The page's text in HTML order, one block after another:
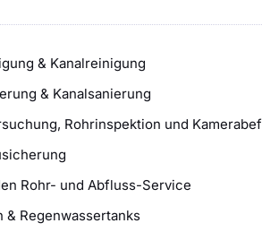
& Kanalreinigung
& Kanalsanierung
Rohrinspektion und
Rohr- und Abfluss-Service
& Regenwassertanks